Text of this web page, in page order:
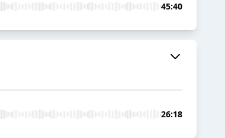
45:40
26:18